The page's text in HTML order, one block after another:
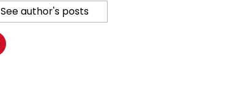
See author's posts